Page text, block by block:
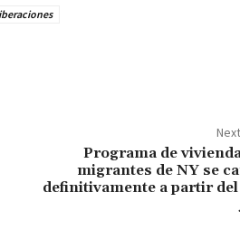
Programa de
migrantes de NY se
definitivamente a partir del